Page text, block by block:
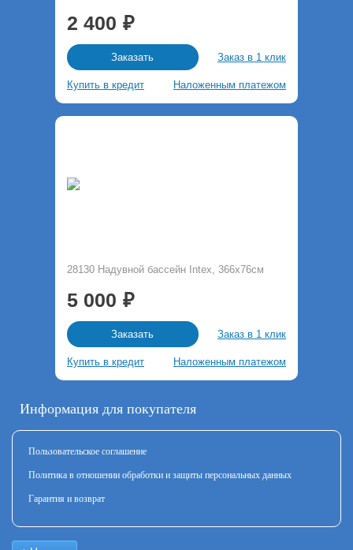
Информация для покупателя
Пользовательское соглашение
Политика в отношении обработки и защиты персональных данных
Гарантия и возврат
2 400
Заказать Заказ в 1 клик
Купить в кредит Наложенным платежом
28130 Надувной бассейн Intex, 366х76см
5 000
Заказать Заказ в 1 клик
Купить в кредит Наложенным платежом